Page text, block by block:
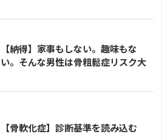
【納得】家事もしない。趣味もな
い。そんな男性は骨粗鬆症リスク大
【骨軟化症】診断基準を読み込む